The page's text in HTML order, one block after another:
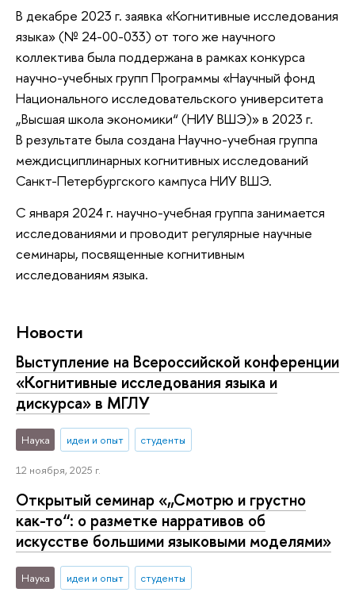
В декабре 2023 г. заявка «Когнитивные исследования
языка» (№ 24-00-033) от того же научного
коллектива была поддержана в рамках конкурса
научно-учебных групп Программы «Научный фонд
Национального исследовательского университета
„Высшая школа экономики“ (НИУ ВШЭ)» в 2023 г.
В результате была создана Научно-учебная группа
междисциплинарных когнитивных исследований
Санкт-Петербургского кампуса НИУ ВШЭ.
С января 2024 г. научно-учебная группа занимается
исследованиями и проводит регулярные научные
семинары, посвященные когнитивным
исследованиям языка.
Новости
Выступление на Всероссийской конференции
«Когнитивные исследования языка и
дискурса» в МГЛУ
Наука идеи и опыт студенты
12 ноября, 2025 г.
Открытый семинар «„Смотрю и грустно
как-то“: о разметке нарративов об
искусстве большими языковыми моделями»
Наука идеи и опыт студенты